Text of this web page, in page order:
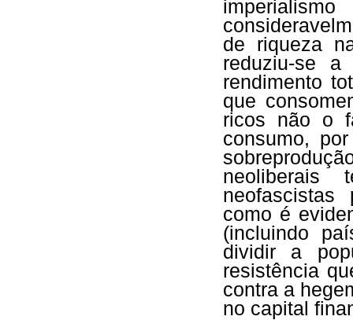
de riqueza
reduziu-se
rendimento
que
ricos não o
consumo,
neoliberais
como é
(incluindo
dividir a
resistência
contra a
no capital